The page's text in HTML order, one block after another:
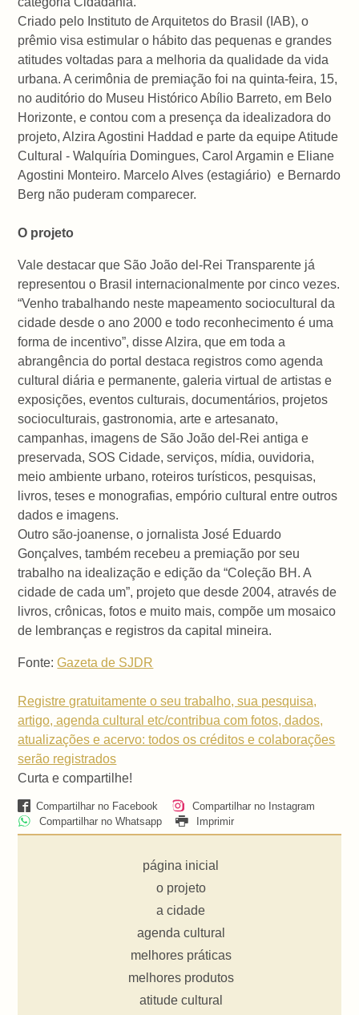
Criado pelo Instituto de Arquitetos do Brasil (IAB), o
prêmio visa estimular o hábito das pequenas e grandes
atitudes voltadas para a melhoria da qualidade da vida
urbana. A cerimônia de premiação foi na quinta-feira, 15,
no auditório do Museu Histórico Abílio Barreto, em Belo
Horizonte, e contou com a presença da idealizadora do
projeto, Alzira Agostini Haddad e parte da equipe Atitude
Cultural - Walquíria Domingues, Carol Argamin e Eliane
Agostini Monteiro. Marcelo Alves (estagiário) e Bernardo
Berg não puderam comparecer.
O projeto
Vale destacar que São João del-Rei Transparente já
representou o Brasil internacionalmente por cinco vezes.
“Venho trabalhando neste mapeamento sociocultural da
cidade desde o ano 2000 e todo reconhecimento é uma
forma de incentivo”, disse Alzira, que em toda a
abrangência do portal destaca registros como agenda
cultural diária e permanente, galeria virtual de artistas e
exposições, eventos culturais, documentários, projetos
socioculturais, gastronomia, arte e artesanato,
campanhas, imagens de São João del-Rei antiga e
preservada, SOS Cidade, serviços, mídia, ouvidoria,
meio ambiente urbano, roteiros turísticos, pesquisas,
livros, teses e monografias, empório cultural entre outros
dados e imagens.
Outro são-joanense, o jornalista José Eduardo
Gonçalves, também recebeu a premiação por seu
trabalho na idealização e edição da “Coleção BH. A
cidade de cada um”, projeto que desde 2004, através de
livros, crônicas, fotos e muito mais, compõe um mosaico
de lembranças e registros da capital mineira.
Fonte:Gazeta de SJDR
Registre gratuitamente o seu trabalho, sua pesquisa,
artigo, agenda cultural etc/contribua com fotos, dados,
atualizações e acervo: todos os créditos e colaborações
serão registrados
Curta e compartilhe!
Compartilhar no Facebook
Compartilhar no Instagram
Compartilhar no Whatsapp
Imprimir
página inicial
o projeto
a cidade
agenda cultural
melhores práticas
melhores produtos
atitude cultural